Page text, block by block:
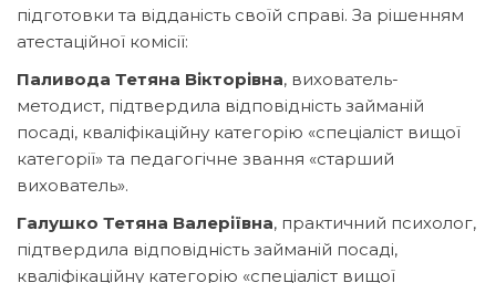
підготовки та відданість своїй справі. За рішенням
атестаційної комісії:
Паливода Тетяна Вікторівна, вихователь-
методист, підтвердила відповідність займаній
посаді, кваліфікаційну категорію «спеціаліст вищої
категорії» та педагогічне звання «старший
вихователь».
Галушко Тетяна Валеріївна, практичний психолог,
підтвердила відповідність займаній посаді,
кваліфікаційну категорію «спеціаліст вищої